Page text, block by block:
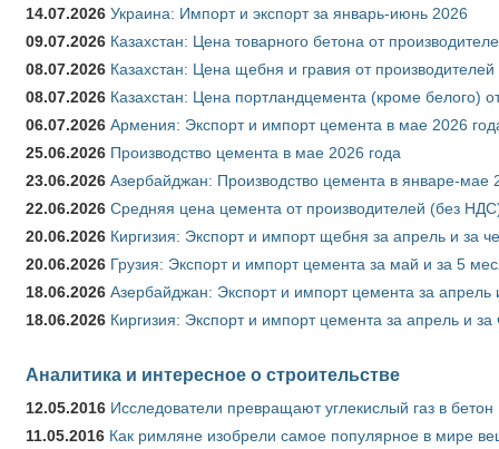
14.07.2026 Украина: Импорт и экспорт за январь-июнь 2026
09.07.2026 Казахстан: Цена товарного бетона от
08.07.2026 Казахстан: Цена щебня и гравия от
08.07.2026 Казахстан: Цена портландцемента (кроме белого)
06.07.2026 Армения: Экспорт и импорт цемента в мае 2026
25.06.2026 Производство цемента в мае 2026 года
23.06.2026 Азербайджан: Производство цемента в январе-мае
22.06.2026 Средняя цена цемента от производителей (без
20.06.2026 Киргизия: Экспорт и импорт щебня за апрель и за
20.06.2026 Грузия: Экспорт и импорт цемента за май и за 5
18.06.2026 Азербайджан: Экспорт и импорт цемента за
18.06.2026 Киргизия: Экспорт и импорт цемента за апрель и
Аналитика и интересное о строительстве
12.05.2016 Исследователи превращают углекислый газ в бетон
11.05.2016 Как римляне изобрели самое популярное в мире